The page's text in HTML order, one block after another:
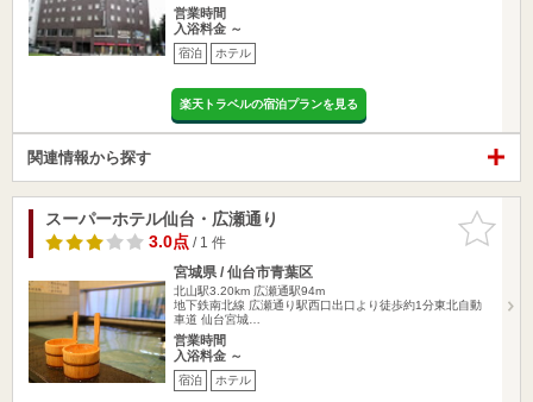
営業時間
入浴料金 ～
宿泊 ホテル
楽天トラベルの宿泊プランを見る
関連情報から探す
お気に入
りに追加
スーパーホテル仙台・広瀬通り
3.0点/ 1 件
宮城県 / 仙台市青葉区
北山駅3.20km 広瀬通駅94m
地下鉄南北線 広瀬通り駅西口出口より徒歩約1分東北自動
車道 仙台宮城…
営業時間
入浴料金 ～
宿泊 ホテル